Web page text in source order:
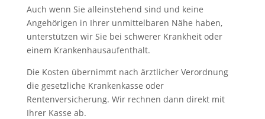
Auch wenn Sie alleinstehend sind und keine
Angehörigen in Ihrer unmittelbaren Nähe haben,
unterstützen wir Sie bei schwerer Krankheit oder
einem Krankenhausaufenthalt.
Die Kosten übernimmt nach ärztlicher Verordnung
die gesetzliche Krankenkasse oder
Rentenversicherung. Wir rechnen dann direkt mit
Ihrer Kasse ab.